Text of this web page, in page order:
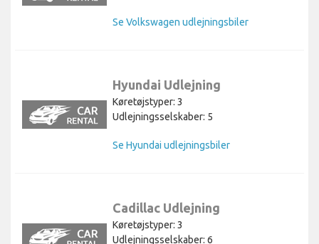
Se Volkswagen udlejningsbiler
Hyundai Udlejning
Køretøjstyper: 3
Udlejningsselskaber: 5
Se Hyundai udlejningsbiler
Cadillac Udlejning
Køretøjstyper: 3
Udlejningsselskaber: 6